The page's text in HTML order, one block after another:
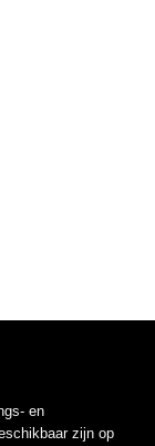
en
zijn op